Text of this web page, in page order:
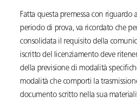
Fatta questa premessa con riguardo
periodo di prova, va ricordato che
consolidata il requisito della
iscritto del licenziamento deve
della previsione di modalità
modalità che comporti la
documento scritto nella sua